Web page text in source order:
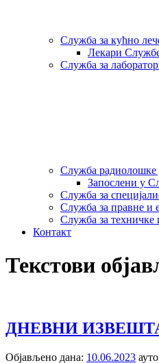
Служба за кућно
Лекари
Служба за
Служба радиолошке
Запослени у
Служба за
Служба за правне и
Служба за техничке
Контакт
Текстови
ДНЕВНИ
Објављено дана: 10.06.2023